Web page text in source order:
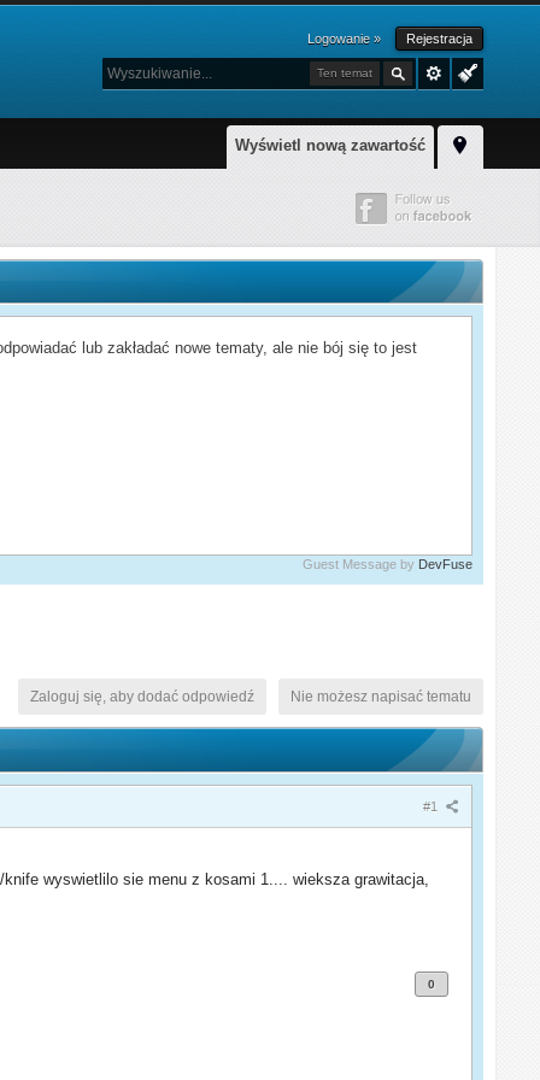
Logowanie » Rejestracja
Ten temat
Wyświetl nową zawartość
lub zakładać nowe tematy, ale nie bój się to jest
Guest Message by DevFuse
Nie możesz napisać tematu
Zaloguj się, aby dodać odpowiedź
#1
wyswietlilo sie menu z kosami 1.... wieksza grawitacja,
0